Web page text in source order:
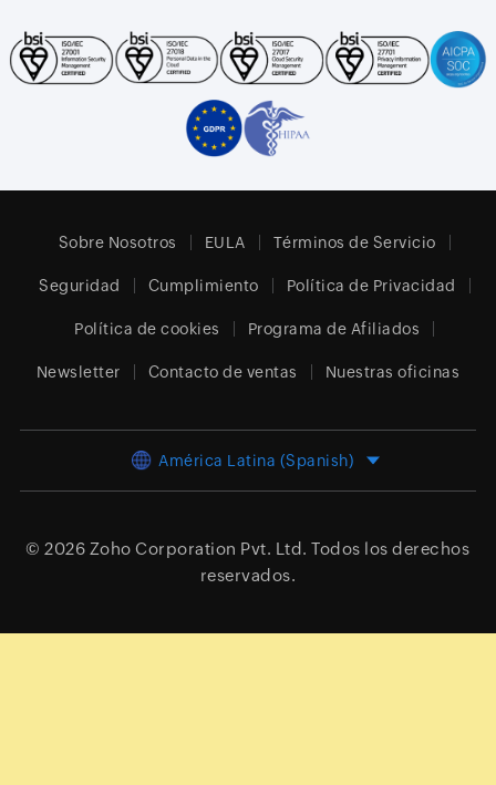
Sobre Nosotros EULA Términos de Servicio
Seguridad Cumplimiento Política de Privacidad
Política de cookies Programa de Afiliados
Newsletter Contacto de ventas Nuestras oficinas
América Latina (Spanish)
© 2026 Zoho Corporation Pvt. Ltd. Todos los derechos
reservados.